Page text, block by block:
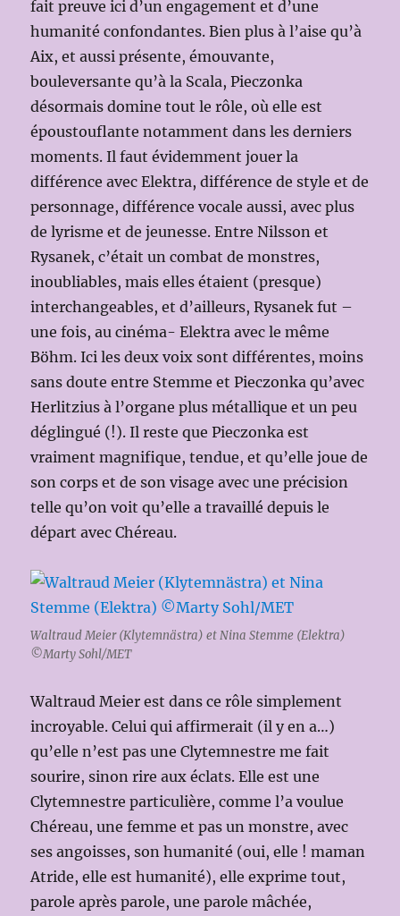
fait preuve ici d’un engagement et d’une
humanité confondantes. Bien plus à l’aise qu’à
Aix, et aussi présente, émouvante,
bouleversante qu’à la Scala, Pieczonka
désormais domine tout le rôle, où elle est
époustouflante notamment dans les derniers
moments. Il faut évidemment jouer la
différence avec Elektra, différence de style et de
personnage, différence vocale aussi, avec plus
de lyrisme et de jeunesse. Entre Nilsson et
Rysanek, c’était un combat de monstres,
inoubliables, mais elles étaient (presque)
interchangeables, et d’ailleurs, Rysanek fut –
une fois, au cinéma- Elektra avec le même
Böhm. Ici les deux voix sont différentes, moins
sans doute entre Stemme et Pieczonka qu’avec
Herlitzius à l’organe plus métallique et un peu
déglingué (!). Il reste que Pieczonka est
vraiment magnifique, tendue, et qu’elle joue de
son corps et de son visage avec une précision
telle qu’on voit qu’elle a travaillé depuis le
départ avec Chéreau.
Waltraud Meier (Klytemnästra) et Nina Stemme (Elektra)
©Marty Sohl/MET
Waltraud Meier est dans ce rôle simplement
incroyable. Celui qui affirmerait (il y en a…)
qu’elle n’est pas une Clytemnestre me fait
sourire, sinon rire aux éclats. Elle est une
Clytemnestre particulière, comme l’a voulue
Chéreau, une femme et pas un monstre, avec
ses angoisses, son humanité (oui, elle ! maman
Atride, elle est humanité), elle exprime tout,
parole après parole, une parole mâchée,